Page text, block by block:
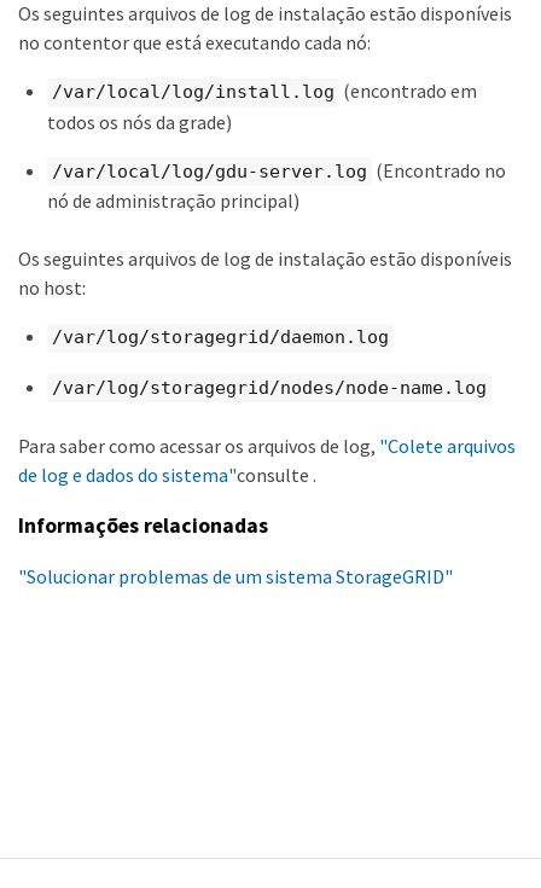
Os seguintes arquivos de log de instalação estão disponíveis
no contentor que está executando cada nó:
/var/local/log/install.log (encontrado em
todos os nós da grade)
/var/local/log/gdu-server.log (Encontrado no
nó de administração principal)
Os seguintes arquivos de log de instalação estão disponíveis
no host:
/var/log/storagegrid/daemon.log
/var/log/storagegrid/nodes/node-name.log
Para saber como acessar os arquivos de log, "Colete arquivos
de log e dados do sistema"consulte .
Informações relacionadas
"Solucionar problemas de um sistema StorageGRID"